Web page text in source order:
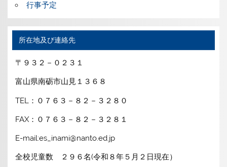
行事予定
所在地及び連絡先
〒９３２－０２３１
富山県南砺市山見１３６８
TEL：０７６３－８２－３２８０
FAX：０７６３－８２－３２８１
E-mail:es_inami@nanto.ed.jp
全校児童数 ２９６名(令和８年５月２日現在）